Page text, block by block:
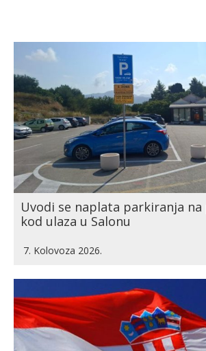
Uvodi se naplata parkiranja
kod ulaza u Salonu
7. Kolovoza 2026.